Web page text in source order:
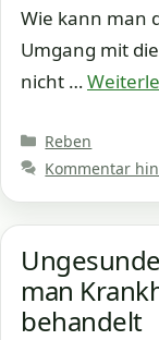
Wie kann man
Umgang mit
nicht …
Kategorien
Reben
Kommentar
man
behandelt